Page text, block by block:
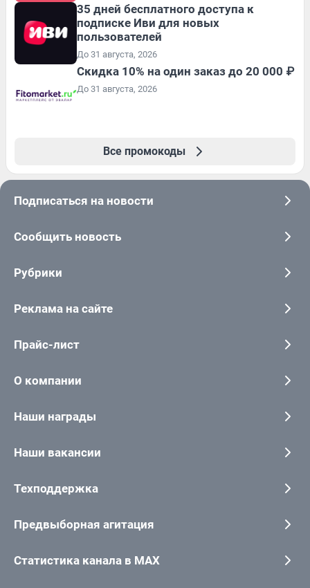
35 дней бесплатного доступа к
подписке Иви для новых
пользователей
До 31 августа, 2026
Скидка 10% на один заказ до 20 000 ₽
До 31 августа, 2026
Все промокоды
Подписаться на новости
Сообщить новость
Рубрики
Реклама на сайте
Прайс-лист
О компании
Наши награды
Наши вакансии
Техподдержка
Предвыборная агитация
Статистика канала в MAX